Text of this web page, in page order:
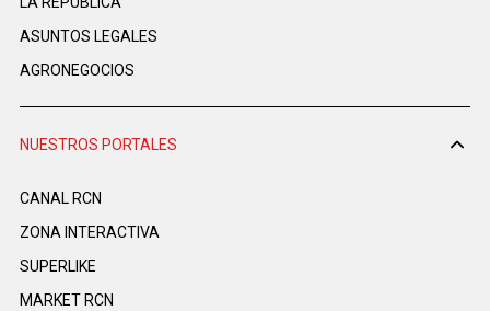
ASUNTOS LEGALES
AGRONEGOCIOS
NUESTROS PORTALES
CANAL RCN
ZONA INTERACTIVA
SUPERLIKE
MARKET RCN